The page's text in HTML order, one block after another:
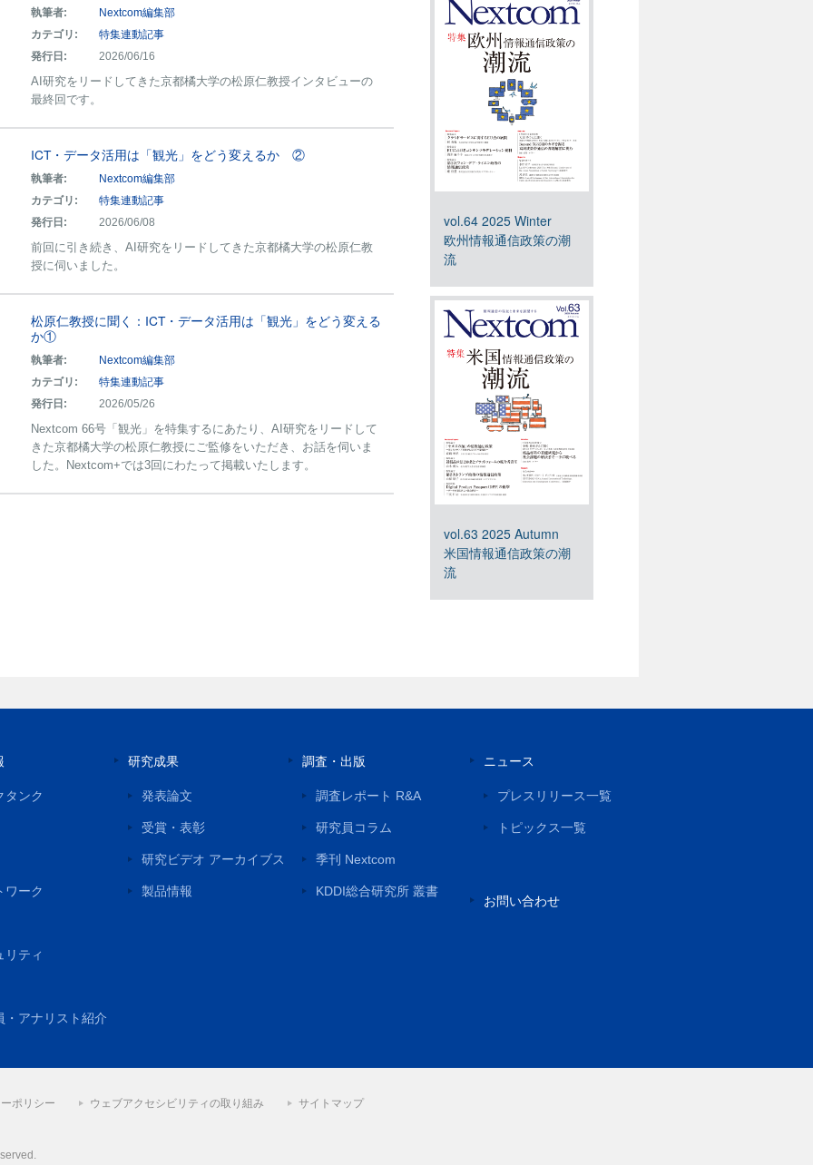
執筆者:
Nextcom編集部
カテゴリ:
特集連動記事
発行日:
2026/06/16
AI研究をリードしてきた京都橘大学の松原仁教授インタビューの
最終回です。
ICT・データ活用は「観光」をどう変えるか ②
執筆者:
Nextcom編集部
カテゴリ:
特集連動記事
発行日:
2026/06/08
前回に引き続き、AI研究をリードしてきた京都橘大学の松原仁教
授に伺いました。
松原仁教授に聞く：ICT・データ活用は「観光」をどう変える
か①
執筆者:
Nextcom編集部
カテゴリ:
特集連動記事
発行日:
2026/05/26
Nextcom 66号「観光」を特集するにあたり、AI研究をリードして
きた京都橘大学の松原仁教授にご監修をいただき、お話を伺いま
した。Nextcom+では3回にわたって掲載いたします。
vol.64 2025 Winter
欧州情報通信政策の潮
流
vol.63 2025 Autumn
米国情報通信政策の潮
流
タンク
ワーク
リティ
・アナリスト紹介
研究成果
発表論文
受賞・表彰
研究ビデオ アーカイブス
製品情報
調査・出版
調査レポート R&A
研究員コラム
季刊 Nextcom
KDDI総合研究所 叢書
ニュース
プレスリリース一覧
トピックス一覧
お問い合わせ
ポリシー ウェブアクセシビリティの取り組み サイトマップ